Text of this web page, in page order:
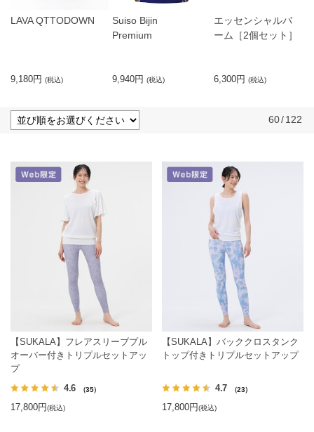
LAVA QTTODOWN
9,180円 (税込)
Suiso Bijin
Premium
9,940円 (税込)
エッセンシャルバ
ーム［2個セット］
6,300円 (税込)
60/122
【SUKALA】フレアスリーブプル
オーバー付きトリプルセットアッ
プ
4.6 （35）
17,800円(税込)
【SUKALA】バッククロスタンク
トップ付きトリプルセットアップ
4.7 （23）
17,800円(税込)